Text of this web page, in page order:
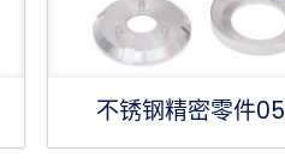
不锈钢精密零件05